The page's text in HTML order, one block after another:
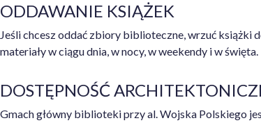
ODDAWANIE KSIĄŻEK
Jeśli chcesz oddać zbiory biblioteczne, wrzuć książki
materiały w ciągu dnia, w nocy, w weekendy i w święta.
DOSTĘPNOŚĆ
Gmach główny biblioteki przy al. Wojska Polskiego